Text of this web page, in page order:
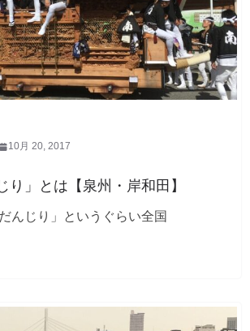
10月 20, 2017
り」とは【泉州・岸和田】
んじり」というぐらい全国